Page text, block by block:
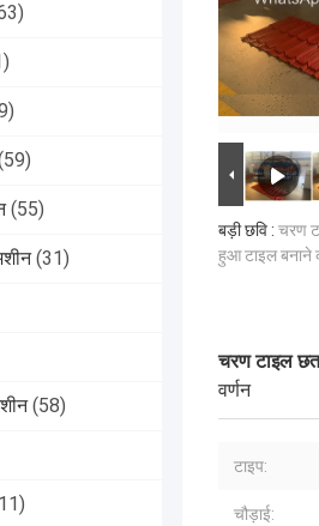
(55)
(31)
(58)
बड़ी छवि : चरण
हुआ टाइल बनाने
चरण टाइल
वर्णन
टाइप:
चौड़ाई: